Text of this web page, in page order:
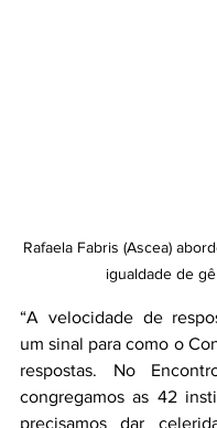
Rafaela Fabris (Ascea)
igualdade de
“A velocidade de
um sinal para como o
respostas. No
congregamos as 42
precisamos dar